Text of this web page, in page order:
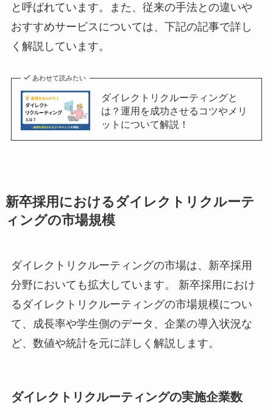
と呼ばれています。また、従来の手法との違いや
おすすめサービスについては、下記の記事で詳し
く解説しています。
あわせて読みたい
ダイレクトリクルーティングと
は？運用を成功させるコツやメリ
ットについて解説！
新卒採用におけるダイレクトリクルーテ
ィングの市場規模
ダイレクトリクルーティングの市場は、新卒採用
分野においても拡大しています。 新卒採用におけ
るダイレクトリクルーティングの市場規模につい
て、成長率や学生側のデータ、企業の導入状況な
ど、数値や統計を元に詳しく解説します。
ダイレクトリクルーティングの実施企業数